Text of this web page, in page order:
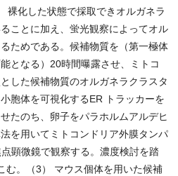
裸化した状態で採取できオルガネラ
ことに加え、蛍光観察によってオル
ためである。候補物質を（第一極体
となる）20時間曝露させ、ミトコ
した候補物質のオルガネラクラスタ
胞体を可視化するER トラッカーを
たのち、卵子をパラホルムアルデヒ
を用いてミトコンドリア外膜タンパ
顕微鏡で観察する。濃度検討を踏
む。（3） マウス個体を用いた候補